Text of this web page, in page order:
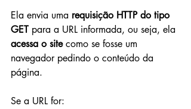
Ela envia uma requisição HTTP do tipo
GET para a URL informada, ou seja, ela
acessa o site como se fosse um
navegador pedindo o conteúdo da
página.
Se a URL for: